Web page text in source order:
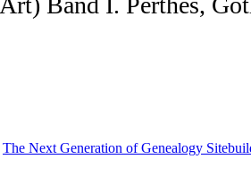
The Next Generation of Genealogy